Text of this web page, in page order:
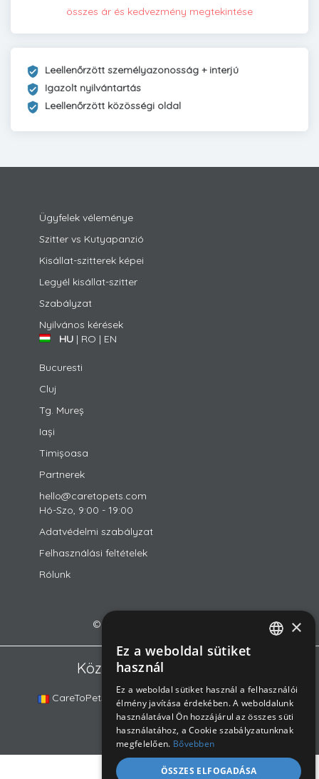
összes ár és kedvezmény megtekintése
Leellenőrzött személyazonosság + interjú
Igazolt nyilvántartás
Leellenőrzött közösségi oldal
Ügyfelek véleménye
Szitter vs Kutyapanzió
Kisállat-szitterek képei
Legyél kisállat-szitter
Szabályzat
Nyilvános kérések
HU | RO | EN
Bucuresti
Cluj
Tg. Mureș
Iași
Timișoasa
Partnerek
hello@caretopets.com
Hó-Szo, 9:00 - 19:00
Adatvédelmi szabályzat
Felhasználási feltételek
Rólunk
© 2018-2026 CareToPets Ltd
Közösségünk platformjai
CareToPets.com DogSurf.hu DOGINNI.cz
HUNGARIAN
×
Ez a weboldal sütiket
használ
Ez a weboldal sütiket használ a felhasználói
élmény javítása érdekében. A weboldalunk
használatával Ön hozzájárul az összes süti
használatához, a Cookie szabályzatunknak
megfelelően. Bővebben
ÖSSZES ELFOGADÁSA